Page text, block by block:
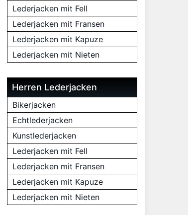
Lederjacken mit Fell
Lederjacken mit Fransen
Lederjacken mit Kapuze
Lederjacken mit Nieten
Herren Lederjacken
Bikerjacken
Echtlederjacken
Kunstlederjacken
Lederjacken mit Fell
Lederjacken mit Fransen
Lederjacken mit Kapuze
Lederjacken mit Nieten